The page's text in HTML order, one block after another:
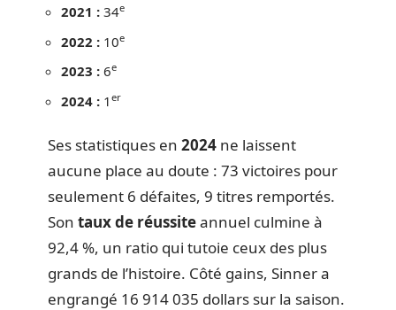
2021 : 34e
2022 : 10e
2023 : 6e
2024 : 1 er
Ses statistiques en 2024 ne laissent
aucune place au doute : 73 victoires pour
seulement 6 défaites, 9 titres remportés.
Son taux de réussiteannuel culmine à
92,4 %, un ratio qui tutoie ceux des plus
grands de l’histoire. Côté gains, Sinner a
engrangé 16 914 035 dollars sur la saison.